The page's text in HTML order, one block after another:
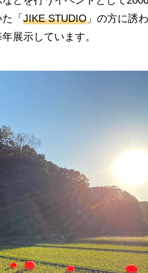
「 JIKE STUDIO 」の方に誘
展示しています。